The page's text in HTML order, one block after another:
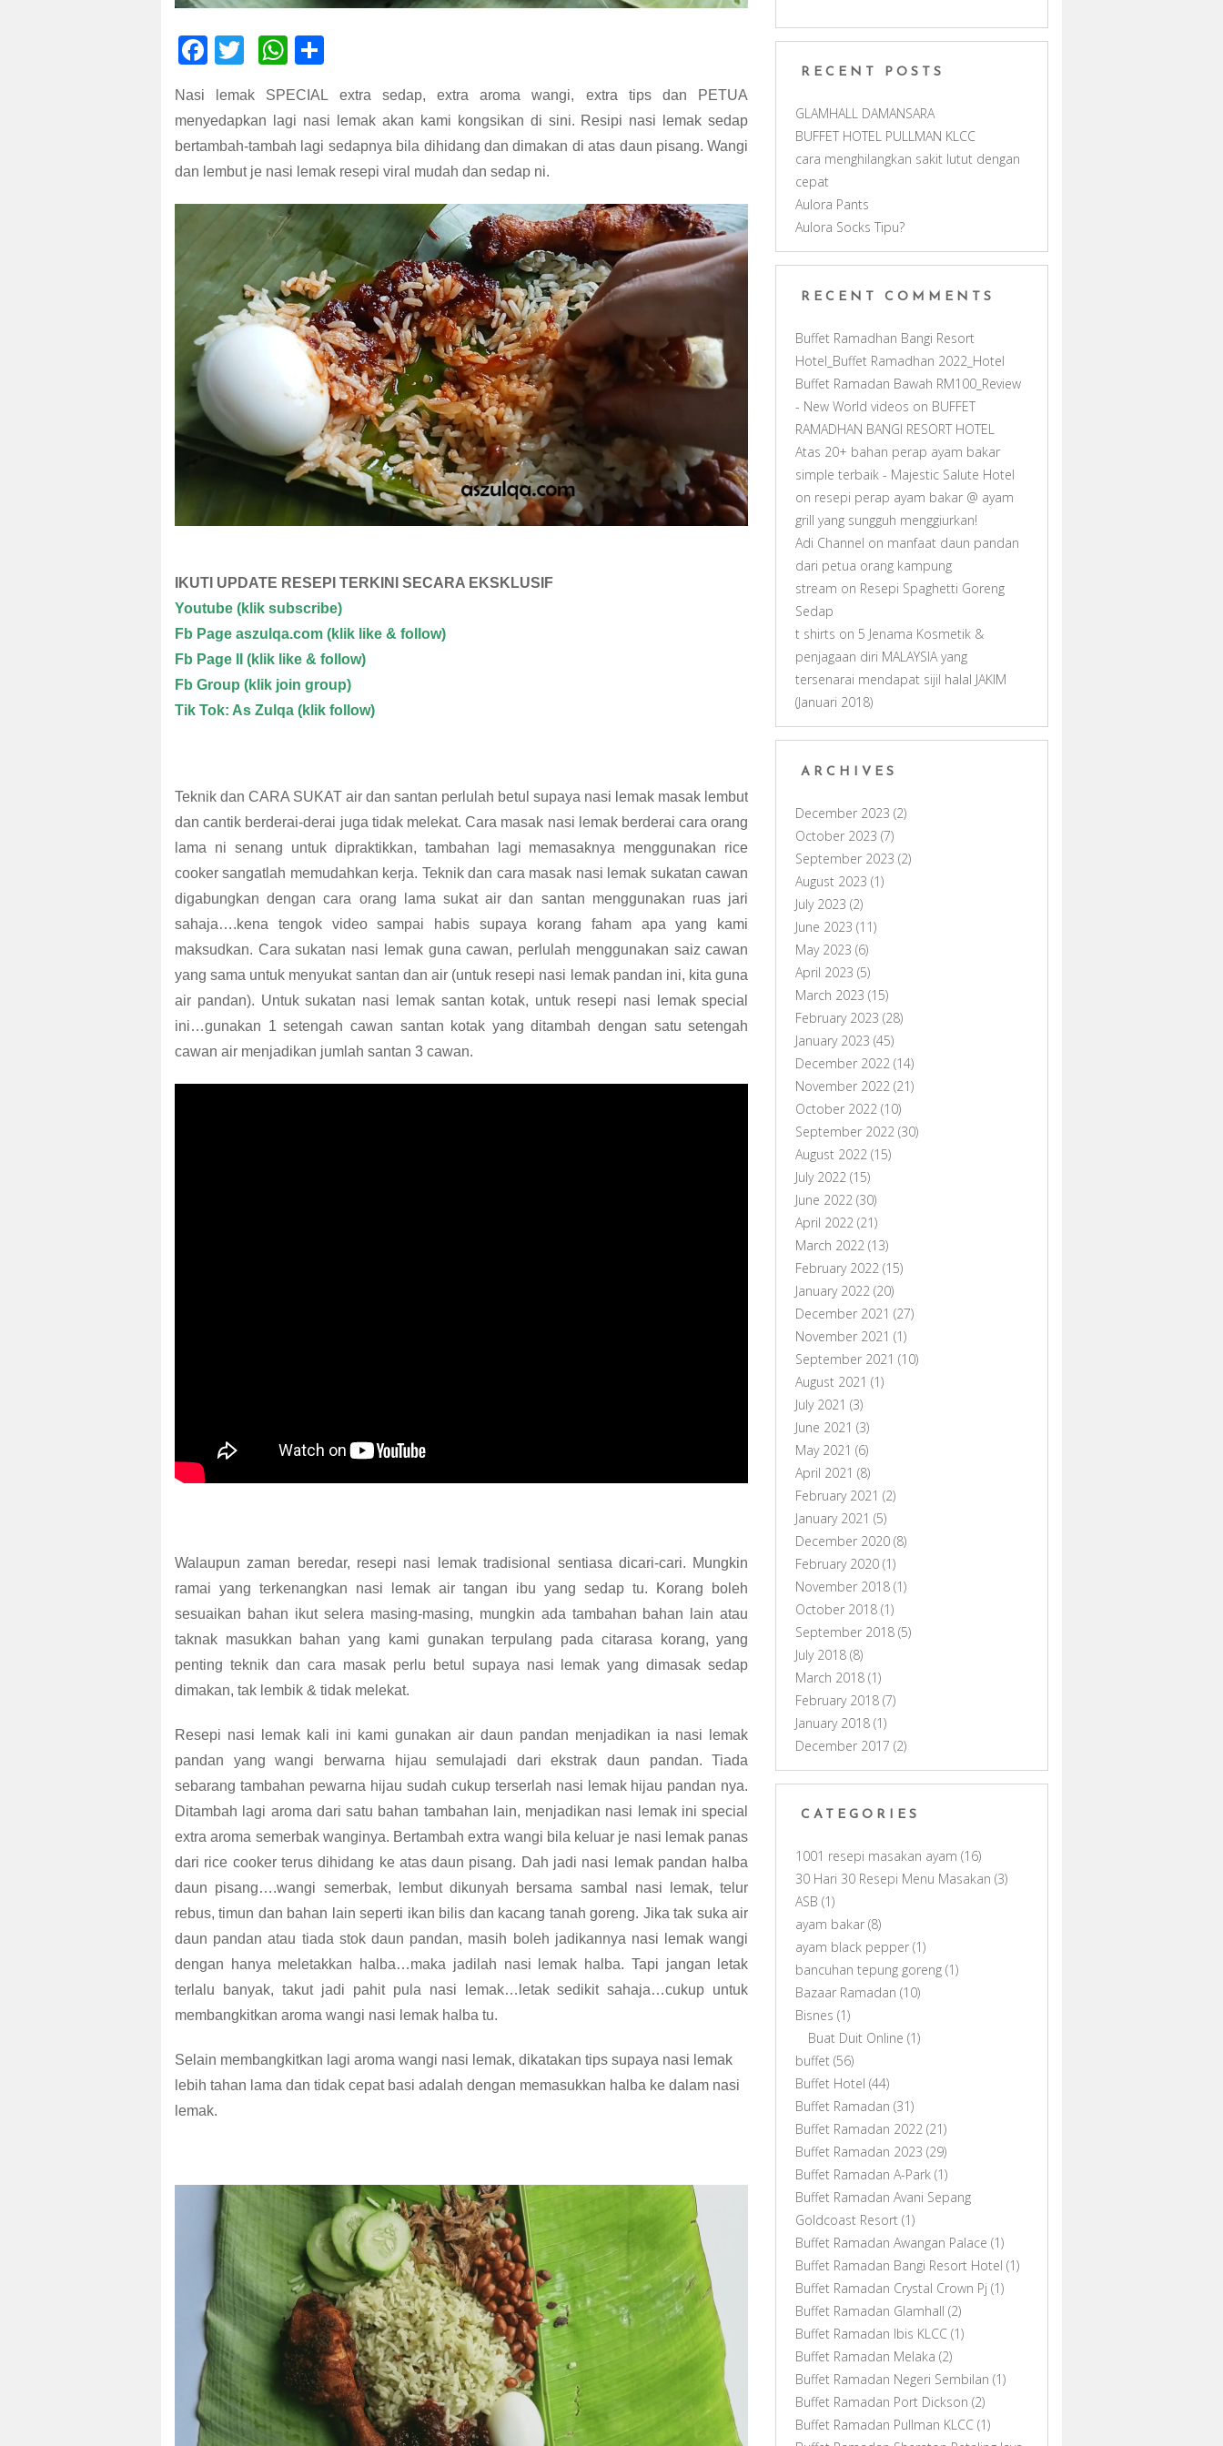
F
ac
e
b
o
o
T
wi
tt
er
W
h
at
s
A
p
p
ar
e
Nasi lemak SPECIAL extra sedap, extra aroma wangi, extra tips dan PETUA
menyedapkan lagi nasi lemak akan kami kongsikan di sini. Resipi nasi lemak sedap
bertambah-tambah lagi sedapnya bila dihidang dan dimakan di atas daun pisang. Wangi
dan lembut je nasi lemak resepi viral mudah dan sedap ni.
IKUTI UPDATE RESEPI TERKINI SECARA EKSKLUSIF
Youtube (klik subscribe)
Fb Page aszulqa.com (klik like & follow)
Fb Page II (klik like & follow)
Fb Group (klik join group)
Tik Tok: As Zulqa (klik follow)
Teknik dan CARA SUKAT air dan santan perlulah betul supaya nasi lemak masak lembut
dan cantik berderai-derai juga tidak melekat. Cara masak nasi lemak berderai cara orang
lama ni senang untuk dipraktikkan, tambahan lagi memasaknya menggunakan rice
cooker sangatlah memudahkan kerja. Teknik dan cara masak nasi lemak sukatan cawan
digabungkan dengan cara orang lama sukat air dan santan menggunakan ruas jari
sahaja….kena tengok video sampai habis supaya korang faham apa yang kami
maksudkan. Cara sukatan nasi lemak guna cawan, perlulah menggunakan saiz cawan
yang sama untuk menyukat santan dan air (untuk resepi nasi lemak pandan ini, kita guna
air pandan). Untuk sukatan nasi lemak santan kotak, untuk resepi nasi lemak special
ini…gunakan 1 setengah cawan santan kotak yang ditambah dengan satu setengah
cawan air menjadikan jumlah santan 3 cawan.
Walaupun zaman beredar, resepi nasi lemak tradisional sentiasa dicari-cari. Mungkin
ramai yang terkenangkan nasi lemak air tangan ibu yang sedap tu. Korang boleh
sesuaikan bahan ikut selera masing-masing, mungkin ada tambahan bahan lain atau
taknak masukkan bahan yang kami gunakan terpulang pada citarasa korang, yang
penting teknik dan cara masak perlu betul supaya nasi lemak yang dimasak sedap
dimakan, tak lembik & tidak melekat.
Resepi nasi lemak kali ini kami gunakan air daun pandan menjadikan ia nasi lemak
pandan yang wangi berwarna hijau semulajadi dari ekstrak daun pandan. Tiada
sebarang tambahan pewarna hijau sudah cukup terserlah nasi lemak hijau pandan nya.
Ditambah lagi aroma dari satu bahan tambahan lain, menjadikan nasi lemak ini special
extra aroma semerbak wanginya. Bertambah extra wangi bila keluar je nasi lemak panas
dari rice cooker terus dihidang ke atas daun pisang. Dah jadi nasi lemak pandan halba
daun pisang….wangi semerbak, lembut dikunyah bersama sambal nasi lemak, telur
rebus, timun dan bahan lain seperti ikan bilis dan kacang tanah goreng. Jika tak suka air
daun pandan atau tiada stok daun pandan, masih boleh jadikannya nasi lemak wangi
dengan hanya meletakkan halba…maka jadilah nasi lemak halba. Tapi jangan letak
terlalu banyak, takut jadi pahit pula nasi lemak…letak sedikit sahaja…cukup untuk
membangkitkan aroma wangi nasi lemak halba tu.
Selain membangkitkan lagi aroma wangi nasi lemak, dikatakan tips supaya nasi lemak
lebih tahan lama dan tidak cepat basi adalah dengan memasukkan halba ke dalam nasi
lemak.
m h
n
l
RECENT POSTS
GLAMHALL DAMANSARA
BUFFET HOTEL PULLMAN KLCC
cara menghilangkan sakit lutut dengan
cepat
Aulora Pants
Aulora Socks Tipu?
RECENT COMMENTS
Buffet Ramadhan Bangi Resort
Hotel_Buffet Ramadhan 2022_Hotel
Buffet Ramadan Bawah RM100_Review
- New World videos on BUFFET
RAMADHAN BANGI RESORT HOTEL
Atas 20+ bahan perap ayam bakar
simple terbaik - Majestic Salute Hotel
on resepi perap ayam bakar @ ayam
grill yang sungguh menggiurkan!
Adi Channel on manfaat daun pandan
dari petua orang kampung
stream on Resepi Spaghetti Goreng
Sedap
t shirts on 5 Jenama Kosmetik &
penjagaan diri MALAYSIA yang
tersenarai mendapat sijil halal JAKIM
(Januari 2018)
ARCHIVES
December 2023 (2)
October 2023 (7)
September 2023 (2)
August 2023 (1)
July 2023 (2)
June 2023 (11)
May 2023 (6)
April 2023 (5)
March 2023 (15)
February 2023 (28)
January 2023 (45)
December 2022 (14)
November 2022 (21)
October 2022 (10)
September 2022 (30)
August 2022 (15)
July 2022 (15)
June 2022 (30)
April 2022 (21)
March 2022 (13)
February 2022 (15)
January 2022 (20)
December 2021 (27)
November 2021 (1)
September 2021 (10)
August 2021 (1)
July 2021 (3)
June 2021 (3)
May 2021 (6)
April 2021 (8)
February 2021 (2)
January 2021 (5)
December 2020 (8)
February 2020 (1)
November 2018 (1)
October 2018 (1)
September 2018 (5)
July 2018 (8)
March 2018 (1)
February 2018 (7)
January 2018 (1)
December 2017 (2)
CATEGORIES
1001 resepi masakan ayam (16)
30 Hari 30 Resepi Menu Masakan (3)
ASB (1)
ayam bakar (8)
ayam black pepper (1)
bancuhan tepung goreng (1)
Bazaar Ramadan (10)
Bisnes (1)
Buat Duit Online (1)
buffet (56)
Buffet Hotel (44)
Buffet Ramadan (31)
Buffet Ramadan 2022 (21)
Buffet Ramadan 2023 (29)
Buffet Ramadan A-Park (1)
Buffet Ramadan Avani Sepang
Goldcoast Resort (1)
Buffet Ramadan Awangan Palace (1)
Buffet Ramadan Bangi Resort Hotel (1)
Buffet Ramadan Crystal Crown Pj (1)
Buffet Ramadan Glamhall (2)
Buffet Ramadan Ibis KLCC (1)
Buffet Ramadan Melaka (2)
Buffet Ramadan Negeri Sembilan (1)
Buffet Ramadan Port Dickson (2)
Buffet Ramadan Pullman KLCC (1)